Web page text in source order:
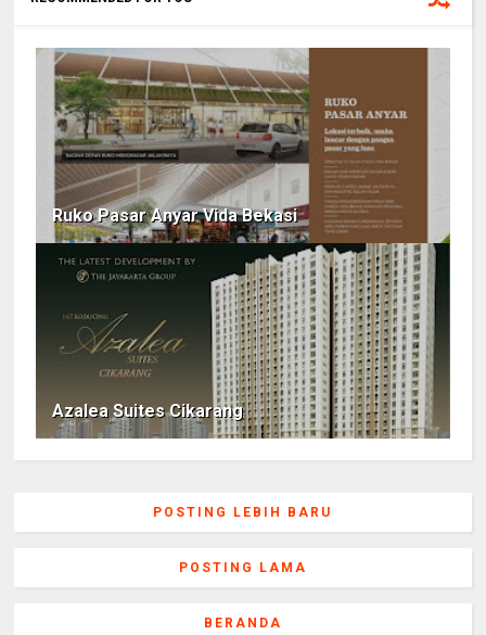
Ruko Pasar Anyar Vida Bekasi
Azalea Suites Cikarang
POSTING LEBIH BARU
POSTING LAMA
BERANDA